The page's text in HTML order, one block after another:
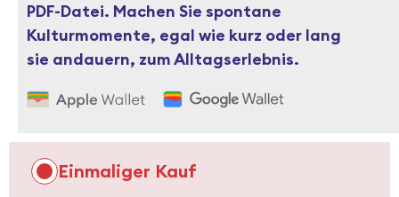
PDF-Datei. Machen Sie spontane
Kulturmomente, egal wie kurz oder lang
sie andauern, zum Alltagserlebnis.
eine
Kaufart
Einmaliger Kauf